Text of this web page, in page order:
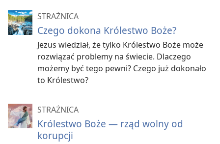
STRAŻNICA
Czego dokona Królestwo Boże?
Jezus wiedział, że tylko Królestwo Boże może
rozwiązać problemy na świecie. Dlaczego
możemy być tego pewni? Czego już dokonało
to Królestwo?
STRAŻNICA
Królestwo Boże — rząd wolny od
korupcji